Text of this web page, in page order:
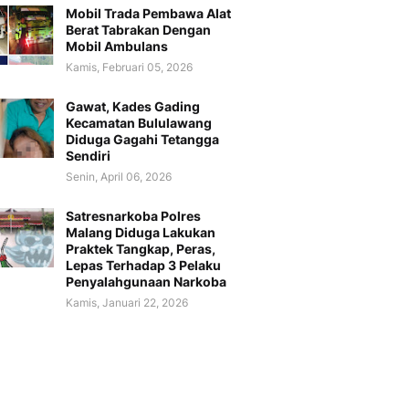
Mobil Trada Pembawa Alat
Berat Tabrakan Dengan
Mobil Ambulans
Kamis, Februari 05, 2026
Gawat, Kades Gading
Kecamatan Bululawang
Diduga Gagahi Tetangga
Sendiri
Senin, April 06, 2026
Satresnarkoba Polres
Malang Diduga Lakukan
Praktek Tangkap, Peras,
Lepas Terhadap 3 Pelaku
Penyalahgunaan Narkoba
Kamis, Januari 22, 2026